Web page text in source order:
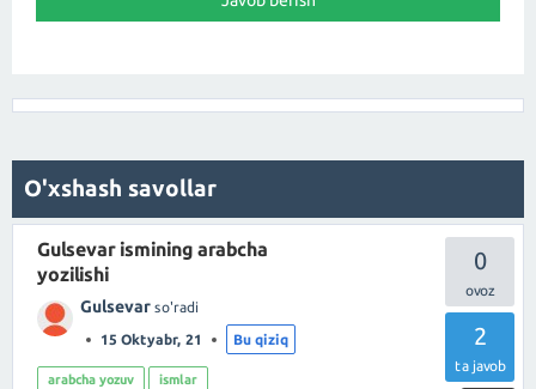
O'xshash savollar
0
2
ta javob
Gulsevar ismining arabcha
yozilishi
Gulsevar so'radi
15 Oktyabr, 21 Bu qiziq
arabcha yozuv ismlar